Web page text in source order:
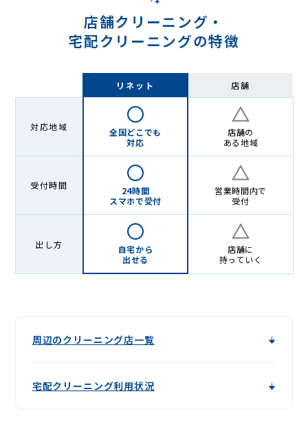
店舗クリーニング・
宅配クリーニングの特徴
リネット 店舗
対応地域
全国どこでも
対応
店舗の
ある地域
受付時間
24時間
スマホで受付
営業時間内で
受付
出し方
自宅から
出せる
店舗に
持っていく
周辺のクリーニング店一覧
宅配クリーニング利用状況